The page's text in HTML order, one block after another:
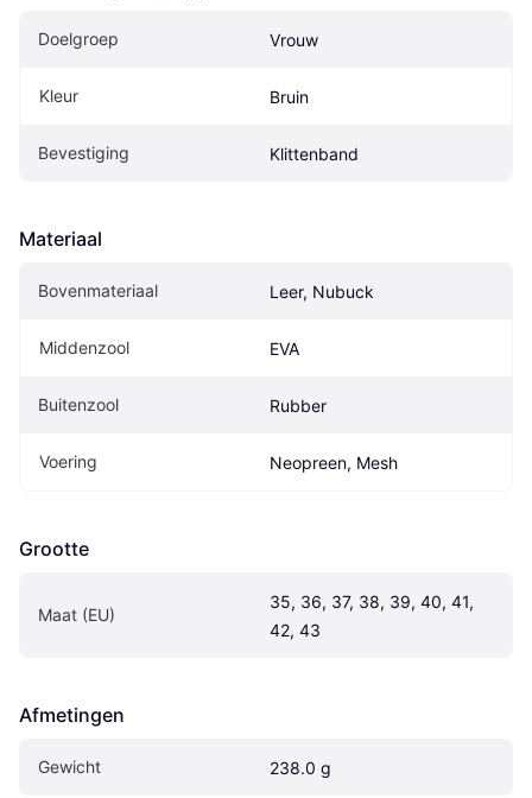
Doelgroep Vrouw
Kleur Bruin
Bevestiging Klittenband
Materiaal
Bovenmateriaal Leer, Nubuck
Middenzool EVA
Buitenzool Rubber
Voering Neopreen, Mesh
Grootte
Maat (EU)
35, 36, 37, 38, 39, 40, 41,
42, 43
Afmetingen
Gewicht 238.0 g